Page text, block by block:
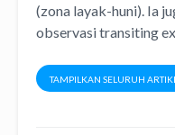
(zona layak-huni). Ia
observasi transiting
TAMPILKAN SELURUH